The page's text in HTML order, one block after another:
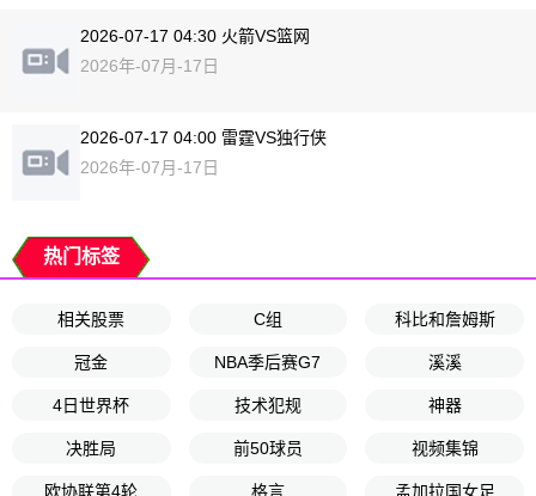
2026-07-17 04:30 火箭VS篮网
2026年-07月-17日
2026-07-17 04:00 雷霆VS独行侠
2026年-07月-17日
热门标签
相关股票 C组 科比和詹姆斯
冠金 NBA季后赛G7 溪溪
4日世界杯 技术犯规 神器
决胜局 前50球员 视频集锦
欧协联第4轮 格言 孟加拉国女足